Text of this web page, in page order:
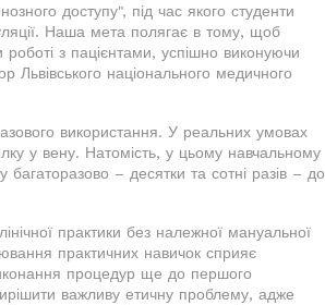
доступу", під час якого студенти
Наша мета полягає в тому, щоб
з пацієнтами, успішно виконуючи
Львівського національного медичного
використання. У реальних умовах
у вену. Натомість, у цьому навчальному
– десятки та сотні разів – до
практики без належної мануальної
практичних навичок сприяє
процедур ще до першого
важливу етичну проблему, адже